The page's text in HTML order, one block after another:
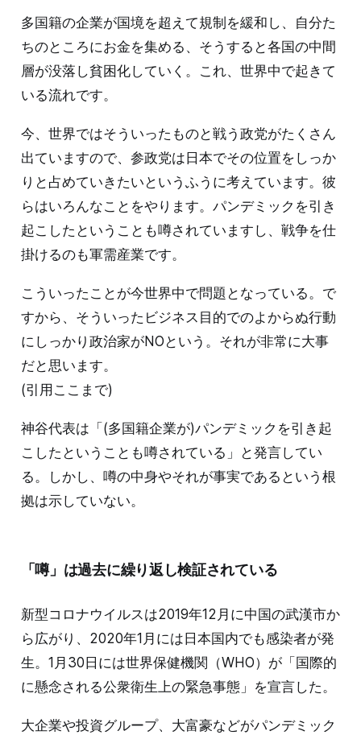
多国籍の企業が国境を超えて規制を緩和し、自分た
ちのところにお金を集める、そうすると各国の中間
層が没落し貧困化していく。これ、世界中で起きて
いる流れです。
今、世界ではそういったものと戦う政党がたくさん
出ていますので、参政党は日本でその位置をしっか
りと占めていきたいというふうに考えています。彼
らはいろんなことをやります。パンデミックを引き
起こしたということも噂されていますし、戦争を仕
掛けるのも軍需産業です。
こういったことが今世界中で問題となっている。で
すから、そういったビジネス目的でのよからぬ行動
にしっかり政治家がNOという。それが非常に大事
だと思います。
(引用ここまで)
神谷代表は「(多国籍企業が)パンデミックを引き起
こしたということも噂されている」と発言してい
る。しかし、噂の中身やそれが事実であるという根
拠は示していない。
「噂」は過去に繰り返し検証されている
新型コロナウイルスは2019年12月に中国の武漢市か
ら広がり、2020年1月には日本国内でも感染者が発
生。1月30日には世界保健機関（WHO）が「国際的
に懸念される公衆衛生上の緊急事態」を宣言した。
大企業や投資グループ、大富豪などがパンデミック